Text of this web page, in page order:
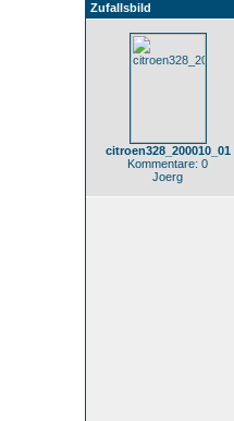
Zufallsbild
citroen328_200010_01
Kommentare: 0
Joerg